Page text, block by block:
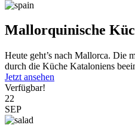
Mallorquinische
Heute geht’s nach Mallorca. Die
durch die Küche Kataloniens
Jetzt ansehen
Verfügbar!
22
SEP